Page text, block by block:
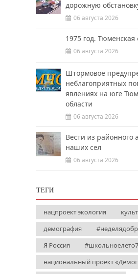
дорожную
06 августа 2026
1975 год. Тюменская
06 августа 2026
Штормовое
неблагоприятных
явлениях на юге
области
06 августа 2026
Вести из районного
наших сел
06 августа 2026
ТЕГИ
нацпроект экология
демография
Я Россия
национальный проект